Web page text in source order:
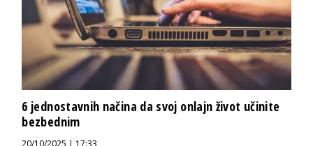
6 jednostavnih načina da svoj onlajn život učinite
bezbednim
20/10/2025 | 17:33